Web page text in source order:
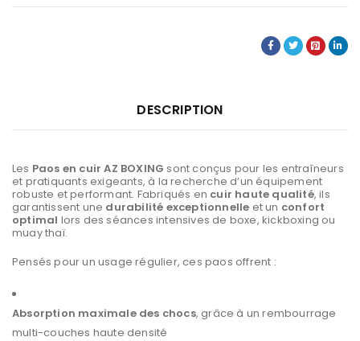
DESCRIPTION
Les Paos en cuir AZ BOXING sont conçus pour les entraîneurs
et pratiquants exigeants, à la recherche d’un équipement
robuste et performant. Fabriqués en cuir haute qualité, ils
garantissent une durabilité exceptionnelle et un confort
optimal lors des séances intensives de boxe, kickboxing ou
muay thaï.
Pensés pour un usage régulier, ces paos offrent :
Absorption maximale des chocs, grâce à un rembourrage
multi-couches haute densité